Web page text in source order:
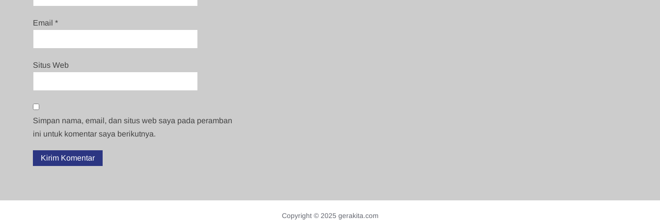
Email*
Situs Web
Simpan nama, email, dan situs web saya pada peramban
ini untuk komentar saya berikutnya.
Copyright © 2025 gerakita.com